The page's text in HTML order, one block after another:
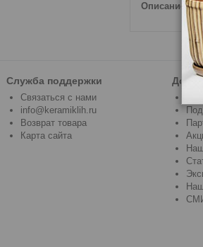
Описание
Служба поддержки
Связаться с нами
info@keramiklih.ru
Возврат товара
Карта сайта